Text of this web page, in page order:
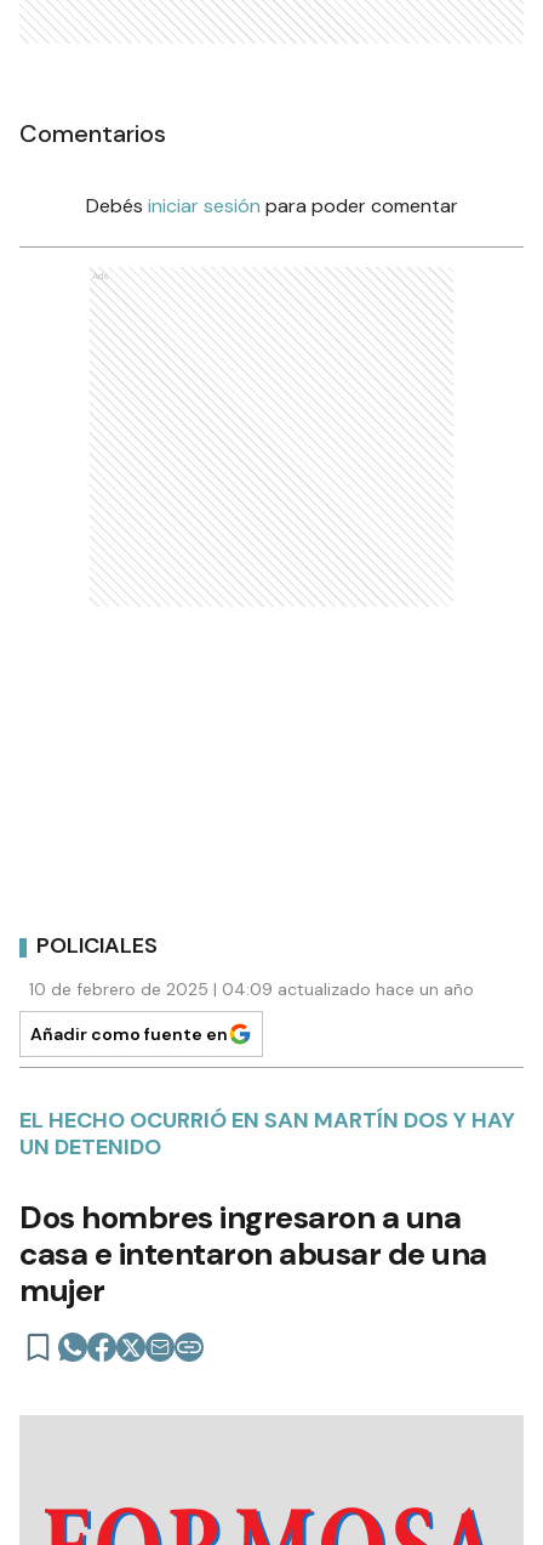
Comentarios
Debés iniciar sesión para poder comentar
Ads
POLICIALES
10 de febrero de 2025 | 04:09 actualizado hace un año
Añadir como fuente en
EL HECHO OCURRIÓ EN SAN MARTÍN DOS Y HAY
UN DETENIDO
Dos hombres ingresaron a una
casa e intentaron abusar de una
mujer